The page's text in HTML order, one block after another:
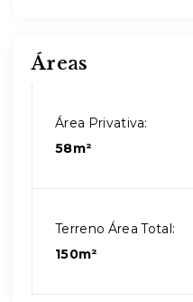
Áreas
Área Privativa:
58m²
Terreno Área Total:
150m²